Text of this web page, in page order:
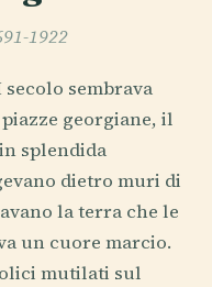
1922
sembrava
georgiane, il
splendida
dietro muri di
la terra che le
un cuore marcio.
mutilati sul